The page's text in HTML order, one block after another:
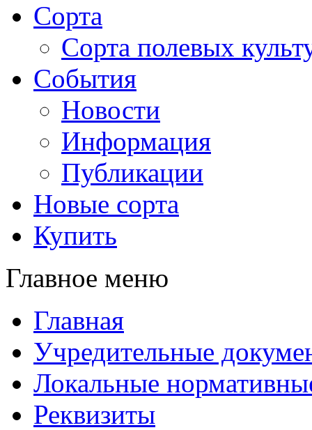
Сорта
Сорта полевых
События
Новости
Информация
Публикации
Новые сорта
Купить
Главное меню
Главная
Учредительные
Локальные
Реквизиты